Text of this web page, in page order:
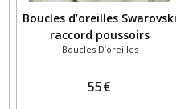
Boucles d’oreilles Swarovski
raccord poussoirs
Boucles D’oreilles
55€